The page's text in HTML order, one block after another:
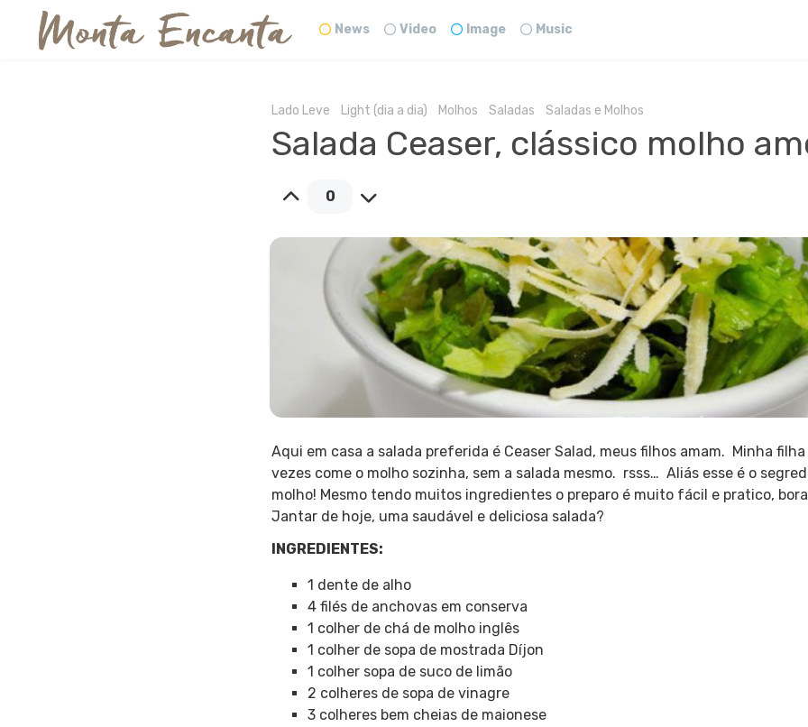
News Video Image Music
Lado Leve Light (dia a dia) Molhos Saladas Saladas e Molhos
Salada Ceaser, clássico molho
0
Aqui em casa a salada preferida é Ceaser Salad, meus filhos amam. Minha
vezes come o molho sozinha, sem a salada mesmo. rsss… Aliás esse é o
molho! Mesmo tendo muitos ingredientes o preparo é muito fácil e pratico,
Jantar de hoje, uma saudável e deliciosa salada?
INGREDIENTES:
1 dente de alho
4 filés de anchovas em conserva
1 colher de chá de molho inglês
1 colher de sopa de mostrada Díjon
1 colher sopa de suco de limão
2 colheres de sopa de vinagre
3 colheres bem cheias de maionese